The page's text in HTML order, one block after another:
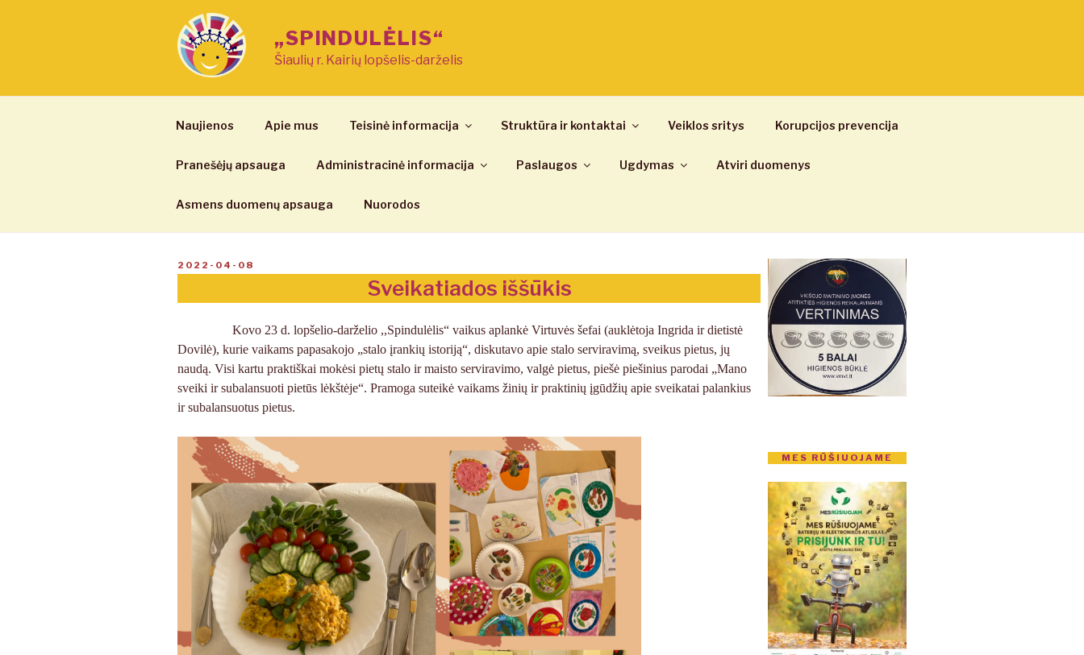
„SPINDULĖLIS“
Šiaulių r. Kairių lopšelis-darželis
Naujienos Apie mus Teisinė informacija Struktūra ir kontaktai Veiklos sritys Korupcijos prevencija
Pranešėjų apsauga Administracinė informacija Paslaugos Ugdymas Atviri duomenys
Asmens duomenų apsauga Nuorodos
PASKELBTA
2022-04-08
Sveikatiados iššūkis
Kovo 23 d. lopšelio-darželio ,,Spindulėlis“ vaikus aplankė Virtuvės šefai (auklėtoja Ingrida ir dietistė
Dovilė), kurie vaikams papasakojo „stalo įrankių istoriją“, diskutavo apie stalo serviravimą, sveikus pietus, jų
naudą. Visi kartu praktiškai mokėsi pietų stalo ir maisto serviravimo, valgė pietus, piešė piešinius parodai „Mano
sveiki ir subalansuoti pietūs lėkštėje“. Pramoga suteikė vaikams žinių ir praktinių įgūdžių apie sveikatai palankius
ir subalansuotus pietus.
MES RŪŠIUOJAME